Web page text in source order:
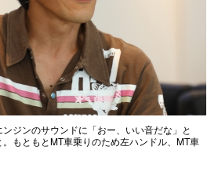
ジンのサウンドに「おー、いい音だな」と
。もともとMT車乗りのため左ハンドル、MT車